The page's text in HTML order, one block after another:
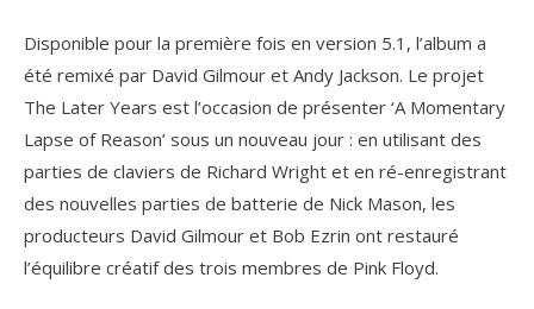
Disponible pour la première fois en version 5.1, l’album a
été remixé par David Gilmour et Andy Jackson. Le projet
The Later Years est l’occasion de présenter ‘A Momentary
Lapse of Reason’ sous un nouveau jour : en utilisant des
parties de claviers de Richard Wright et en ré-enregistrant
des nouvelles parties de batterie de Nick Mason, les
producteurs David Gilmour et Bob Ezrin ont restauré
l’équilibre créatif des trois membres de Pink Floyd.